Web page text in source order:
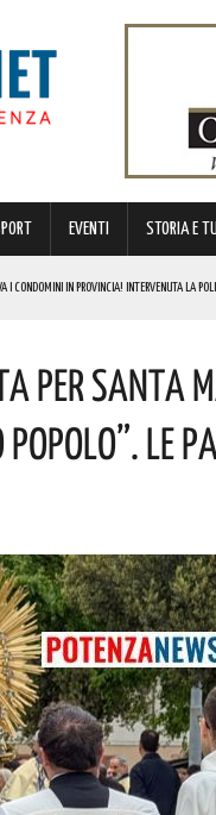
EVENTI STORIA E
I CONDOMINI IN PROVINCIA! INTERVENUTA LA
I LAVORATORI STAGIONALI LUCANI
BOLLETTE E I COSTI ATTESI
Per Santa
Le